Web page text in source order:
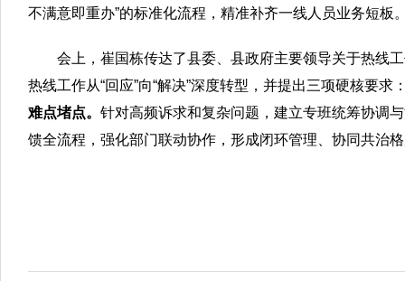
不满意即重办”的标准化流程，精准补齐一线人员业务短板
会上，崔国栋传达了县委、县政府主要领导关于热线
热线工作从“回应”向“解决”深度转型，并提出三项硬核要求
难点堵点。 针对高频诉求和复杂问题，建立专班统筹协调
馈全流程，强化部门联动协作，形成闭环管理、协同共治